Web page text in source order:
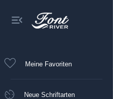
Meine Favoriten
Neue Schriftarten